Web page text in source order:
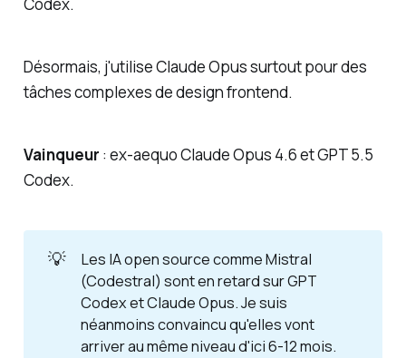
Codex.
Désormais, j'utilise Claude Opus surtout pour des
tâches complexes de design frontend.
Vainqueur : ex-aequo Claude Opus 4.6 et GPT 5.5
Codex.
💡
Les IA open source comme Mistral
(Codestral) sont en retard sur GPT
Codex et Claude Opus. Je suis
néanmoins convaincu qu'elles vont
arriver au même niveau d'ici 6-12 mois.